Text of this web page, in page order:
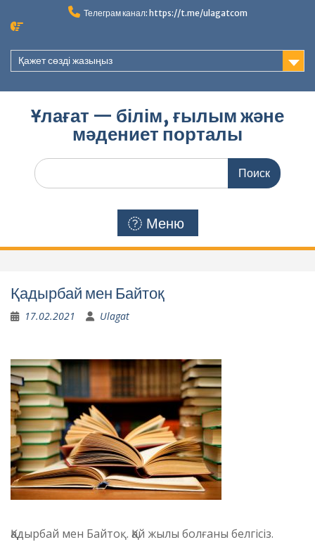
Телеграм канал: https://t.me/ulagatcom
Қажет сөзді жазыңыз
Ұлағат — білім, ғылым және
мәдениет порталы
Поиск
по:
Меню
Қадырбай мен Байтоқ
17.02.2021 Ulagat
Қадырбай мен Байтоқ. Қай жылы болғаны белгісіз.